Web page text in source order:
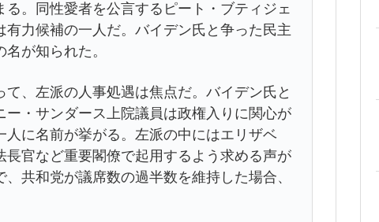
。同性愛者を公言するピート・ブティジェ
力候補の一人だ。バイデン氏と争った民主
が知られた。
、左派の人事処遇は焦点だ。バイデン氏と
・サンダース上院議員は政権入りに関心が
に名前が挙がる。左派の中にはエリザベ
官など重要閣僚で起用するよう求める声が
共和党が議席数の過半数を維持した場合、